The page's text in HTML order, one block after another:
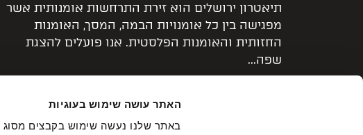
האתר עושה שימוש בעוגיות
תיאטרון ירושלים הוא זירת התרחשות אומנותית אשר
מפגישה בין כל אומנויות הבמה, המסך, האומנות
החזותית והאומנות הפלסטית. אנו פועלים להצגת
שפה...